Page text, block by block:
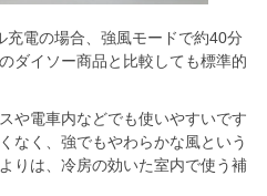
充電の場合、強風モードで約40分
ダイソー商品と比較しても標準的
や電車内などでも使いやすいです
なく、強でもやわらかな風という
りは、冷房の効いた室内で使う補